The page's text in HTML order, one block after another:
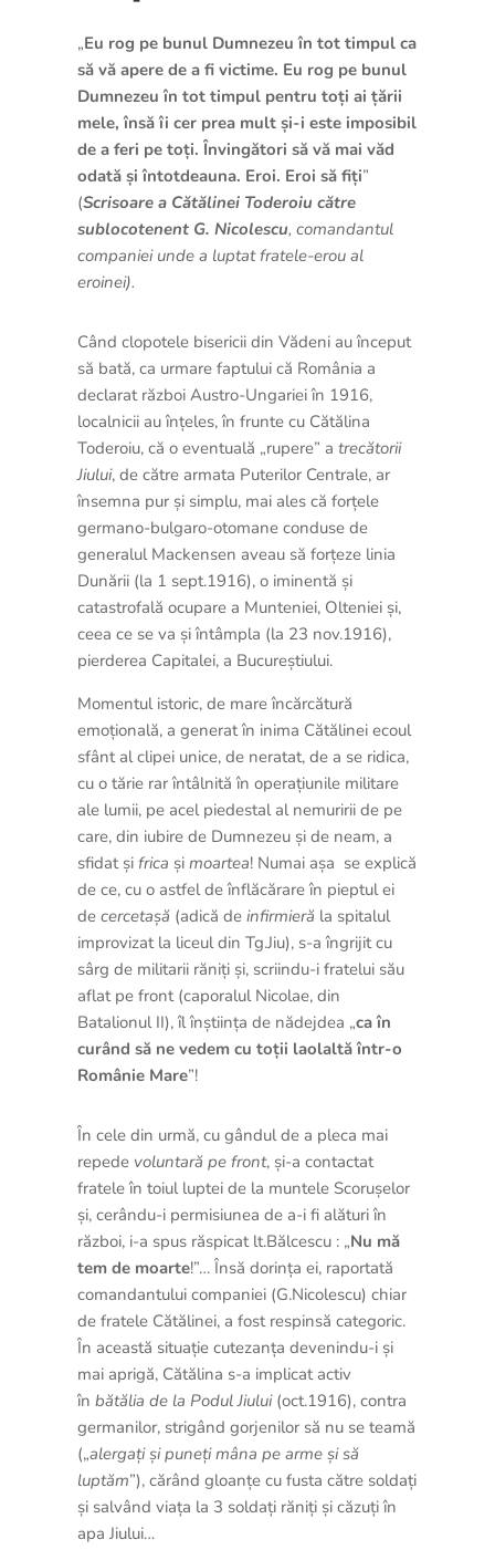
„Eu rog pe bunul Dumnezeu în tot timpul ca
să vă apere de a fi victime. Eu rog pe bunul
Dumnezeu în tot timpul pentru toți ai țării
mele, însă îi cer prea mult și-i este imposibil
de a feri pe toți. Învingători să vă mai văd
odată și întotdeauna. Eroi. Eroi să fiți”
(Scrisoare a Cătălinei Toderoiu către
sublocotenent G. Nicolescu, comandantul
companiei unde a luptat fratele-erou al
eroinei).
Când clopotele bisericii din Vădeni au început
să bată, ca urmare faptului că România a
declarat război Austro-Ungariei în 1916,
localnicii au înțeles, în frunte cu Cătălina
Toderoiu, că o eventuală „rupere” a trecătorii
Jiului, de către armata Puterilor Centrale, ar
însemna pur și simplu, mai ales că forțele
germano-bulgaro-otomane conduse de
generalul Mackensen aveau să forțeze linia
Dunării (la 1 sept.1916), o iminentă și
catastrofală ocupare a Munteniei, Olteniei și,
ceea ce se va și întâmpla (la 23 nov.1916),
pierderea Capitalei, a Bucureștiului.
Momentul istoric, de mare încărcătură
emoțională, a generat în inima Cătălinei ecoul
sfânt al clipei unice, de neratat, de a se ridica,
cu o tărie rar întâlnită în operațiunile militare
ale lumii, pe acel piedestal al nemuririi de pe
care, din iubire de Dumnezeu și de neam, a
sfidat și frica și moartea! Numai așa se explică
de ce, cu o astfel de înflăcărare în pieptul ei
de cercetașă(adică de infirmierăla spitalul
improvizat la liceul din Tg.Jiu), s-a îngrijit cu
sârg de militarii răniți și, scriindu-i fratelui său
aflat pe front (caporalul Nicolae, din
Batalionul II), îl înștiința de nădejdea „ca în
curând să ne vedem cu toții laolaltă într-o
Românie Mare”!
În cele din urmă, cu gândul de a pleca mai
repede voluntară pe front, și-a contactat
fratele în toiul luptei de la muntele Scorușelor
și, cerându-i permisiunea de a-i fi alături în
război, i-a spus răspicat lt.Bălcescu : „Nu mă
tem de moarte!”… Însă dorința ei, raportată
comandantului companiei (G.Nicolescu) chiar
de fratele Cătălinei, a fost respinsă categoric.
În această situație cutezanța devenindu-i și
mai aprigă, Cătălina s-a implicat activ
în bătălia de la Podul Jiului(oct.1916), contra
germanilor, strigând gorjenilor să nu se teamă
(„alergați și puneți mâna pe arme și să
luptăm”), cărând gloanțe cu fusta către soldați
și salvând viața la 3 soldați răniți și căzuți în
apa Jiului…